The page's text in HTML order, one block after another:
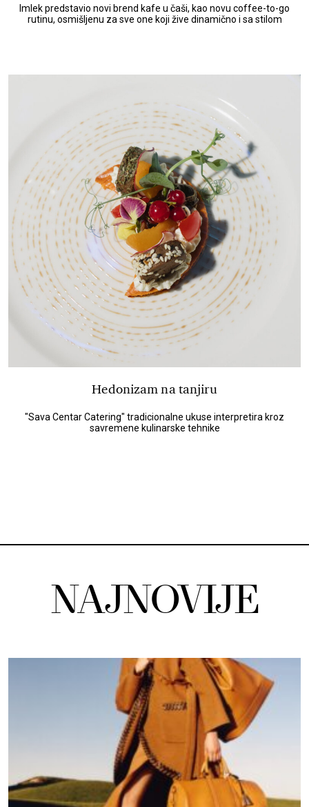
Imlek predstavio novi brend kafe u čaši, kao novu coffee-to-go
rutinu, osmišljenu za sve one koji žive dinamično i sa stilom
Hedonizam na tanjiru
"Sava Centar Catering" tradicionalne ukuse interpretira kroz
savremene kulinarske tehnike
NAJNOVIJE